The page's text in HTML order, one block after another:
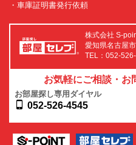
・車庫証明書発行依頼
株式会社 S-
愛知県名古屋
TEL：052-
お気軽にご相談・お
お部屋探し専用ダイヤル
052-526-4545